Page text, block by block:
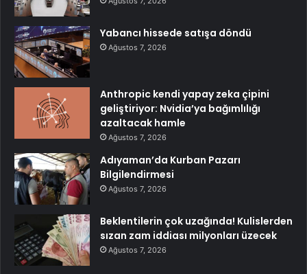
Yabancı hissede satışa döndü
Ağustos 7, 2026
Anthropic kendi yapay zeka çipini
geliştiriyor: Nvidia’ya bağımlılığı
azaltacak hamle
Ağustos 7, 2026
Adıyaman’da Kurban Pazarı
Bilgilendirmesi
Ağustos 7, 2026
Beklentilerin çok uzağında! Kulislerden
sızan zam iddiası milyonları üzecek
Ağustos 7, 2026